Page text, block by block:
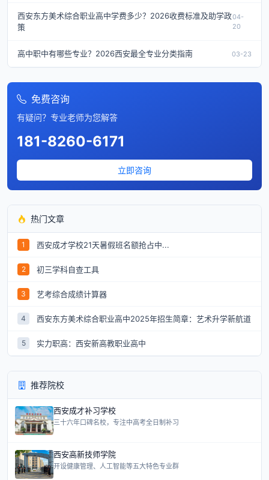
西安东方美术综合职业高中学费多少？2026收费标准及助学政
策
04-
20
高中职中有哪些专业？2026西安最全专业分类指南 03-23
免费咨询
有疑问？专业老师为您解答
181-8260-6171
立即咨询
热门文章
1 西安成才学校21天暑假班名额抢占中...
2 初三学科自查工具
3 艺考综合成绩计算器
4 西安东方美术综合职业高中2025年招生简章：艺术升学新航道
5 实力职高：西安新高教职业高中
推荐院校
西安成才补习学校
三十六年口碑名校，专注中高考全日制补习
西安高新技师学院
开设健康管理、人工智能等五大特色专业群